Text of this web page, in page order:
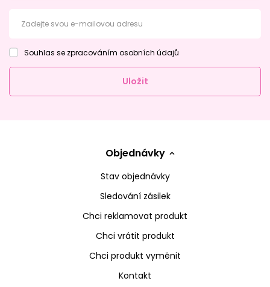
Zadejte svou e-mailovou adresu
Souhlas se zpracováním osobních údajů
Uložit
Objednávky
Stav objednávky
Sledování zásilek
Chci reklamovat produkt
Chci vrátit produkt
Chci produkt vyměnit
Kontakt